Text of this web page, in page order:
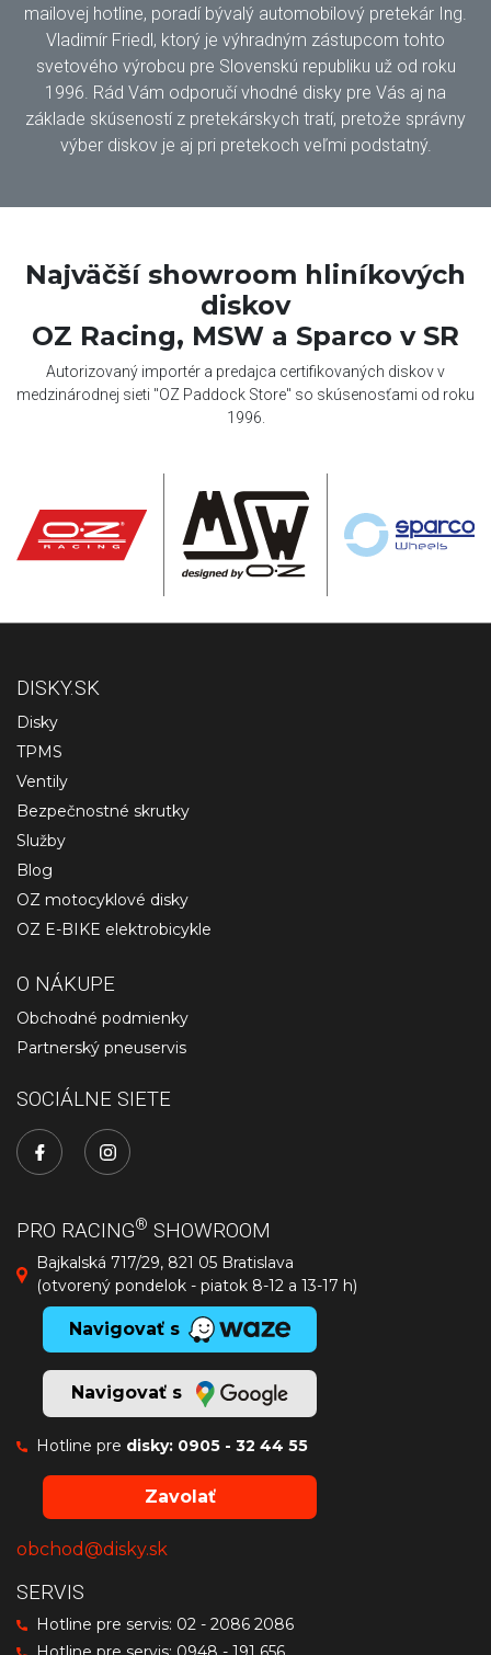
mailovej hotline, poradí bývalý automobilový pretekár Ing.
Vladimír Friedl, ktorý je výhradným zástupcom tohto
svetového výrobcu pre Slovenskú republiku už od roku
1996. Rád Vám odporučí vhodné disky pre Vás aj na
základe skúseností z pretekárskych tratí, pretože správny
výber diskov je aj pri pretekoch veľmi podstatný.
Najväčší showroom hliníkových
diskov
OZ Racing, MSW a Sparco v SR
Autorizovaný importér a predajca certifikovaných diskov v
medzinárodnej sieti "OZ Paddock Store" so skúsenosťami od roku
1996.
DISKY.SK
Disky
TPMS
Ventily
Bezpečnostné skrutky
Služby
Blog
OZ motocyklové disky
OZ E-BIKE elektrobicykle
O NÁKUPE
Obchodné podmienky
Partnerský pneuservis
SOCIÁLNE SIETE
PRO RACING® SHOWROOM
Bajkalská 717/29, 821 05 Bratislava
(otvorený pondelok - piatok 8-12 a 13-17 h)
Navigovať s
Navigovať s
Hotline pre disky: 0905 - 32 44 55
Zavolať
obchod@disky.sk
SERVIS
Hotline pre servis: 02 - 2086 2086